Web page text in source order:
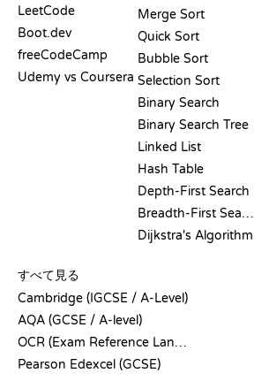
LeetCode
Boot.dev
freeCodeCamp
Udemy vs Coursera
Merge Sort
Quick Sort
Bubble Sort
Selection Sort
Binary Search
Binary Search Tree
Linked List
Hash Table
Depth-First Search
Breadth-First Search
Dijkstra's Algorithm
すべて見る
Cambridge (IGCSE / A-Level)
AQA (GCSE / A-level)
OCR (Exam Reference Language)
Pearson Edexcel (GCSE)